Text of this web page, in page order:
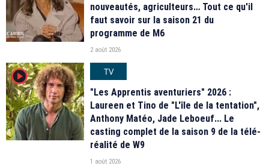
nouveautés, agriculteurs… Tout ce qu'il
faut savoir sur la saison 21 du
programme de M6
2 août 2026
player2
TV
"Les Apprentis aventuriers" 2026 :
Laureen et Tino de "L'île de la tentation",
Anthony Matéo, Jade Leboeuf... Le
casting complet de la saison 9 de la télé-
réalité de W9
1 août 2026